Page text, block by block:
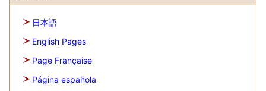
日本語
English Pages
Page Française
Página española